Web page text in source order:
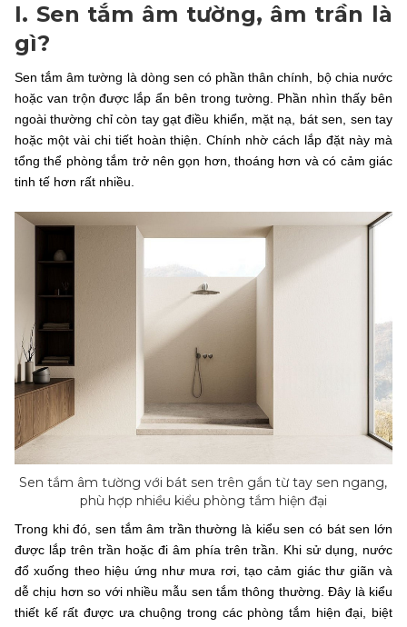
I. Sen tắm âm tường, âm trần là
gì?
Sen tắm âm tường là dòng sen có phần thân chính, bộ chia nước
hoặc van trộn được lắp ẩn bên trong tường. Phần nhìn thấy bên
ngoài thường chỉ còn tay gạt điều khiển, mặt nạ, bát sen, sen tay
hoặc một vài chi tiết hoàn thiện. Chính nhờ cách lắp đặt này mà
tổng thể phòng tắm trở nên gọn hơn, thoáng hơn và có cảm giác
tinh tế hơn rất nhiều.
Sen tắm âm tường với bát sen trên gắn từ tay sen ngang,
phù hợp nhiều kiểu phòng tắm hiện đại
Trong khi đó, sen tắm âm trần thường là kiểu sen có bát sen lớn
được lắp trên trần hoặc đi âm phía trên trần. Khi sử dụng, nước
đổ xuống theo hiệu ứng như mưa rơi, tạo cảm giác thư giãn và
dễ chịu hơn so với nhiều mẫu sen tắm thông thường. Đây là kiểu
thiết kế rất được ưa chuộng trong các phòng tắm hiện đại, biệt